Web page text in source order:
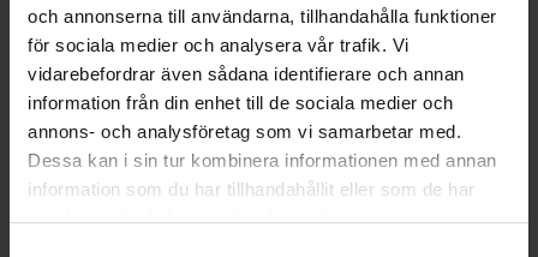
och annonserna till användarna, tillhandahålla funktioner
för sociala medier och analysera vår trafik. Vi
vidarebefordrar även sådana identifierare och annan
information från din enhet till de sociala medier och
annons- och analysföretag som vi samarbetar med.
Dessa kan i sin tur kombinera informationen med annan
information som du har tillhandahållit eller som de har
samlat in när du har använt deras tjänster.
LIGHT (20-30 mmHg) ELBFD1 ELBFD2
STRONG (30-40 mmHg) ESBFD1 ESBFD2 ESBFD3
MÄTTABELL(Omkrets) XS S M